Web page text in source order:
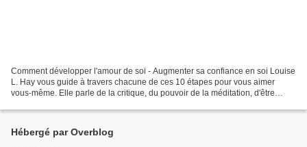
Comment développer l'amour de soi - Augmenter sa confiance en soi Louise
L. Hay vous guide à travers chacune de ces 10 étapes pour vous aimer
vous-même. Elle parle de la critique, du pouvoir de la méditation, d'être
Hébergé par Overblog